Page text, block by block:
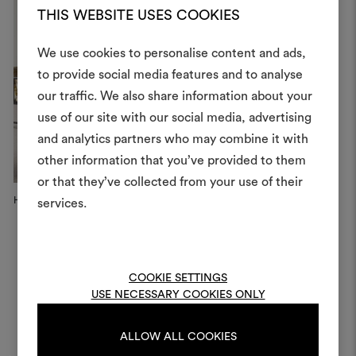
THIS WEBSITE USES COOKIES
We use cookies to personalise content and ads,
to provide social media features and to analyse
our traffic. We also share information about your
use of our site with our social media, advertising
and analytics partners who may combine it with
other information that you’ve provided to them
or that they’ve collected from your use of their
services.
COOKIE SETTINGS
USE NECESSARY COOKIES ONLY
ALLOW ALL COOKIES
Handcrafted Imperial Style Ar...
Créer
Un instrument interactif
à vos idées et les partager,
des matériaux et des